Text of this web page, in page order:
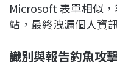
Microsoft 表單相似
站，最終洩漏個人資
識別與報告釣魚攻